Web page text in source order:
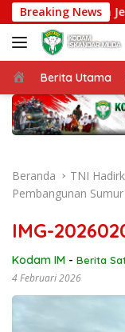
Langsung
ke
konten
Breaking News
Beranda
Berita Utama
Beranda
TNI
Pembangunan
IMG-
Kodam IM - Berita
4 Februari 2026